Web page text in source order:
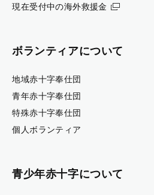
現在受付中の海外救援金
ボランティアについて
地域赤十字奉仕団
青年赤十字奉仕団
特殊赤十字奉仕団
個人ボランティア
青少年赤十字について